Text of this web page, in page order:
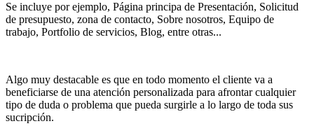
Se incluye por ejemplo, Página principa de Presentación, Solicitud
de presupuesto, zona de contacto, Sobre nosotros, Equipo de
trabajo, Portfolio de servicios, Blog, entre otras...
Algo muy destacable es que en todo momento el cliente va a
beneficiarse de una atención personalizada para afrontar cualquier
tipo de duda o problema que pueda surgirle a lo largo de toda sus
sucripción.